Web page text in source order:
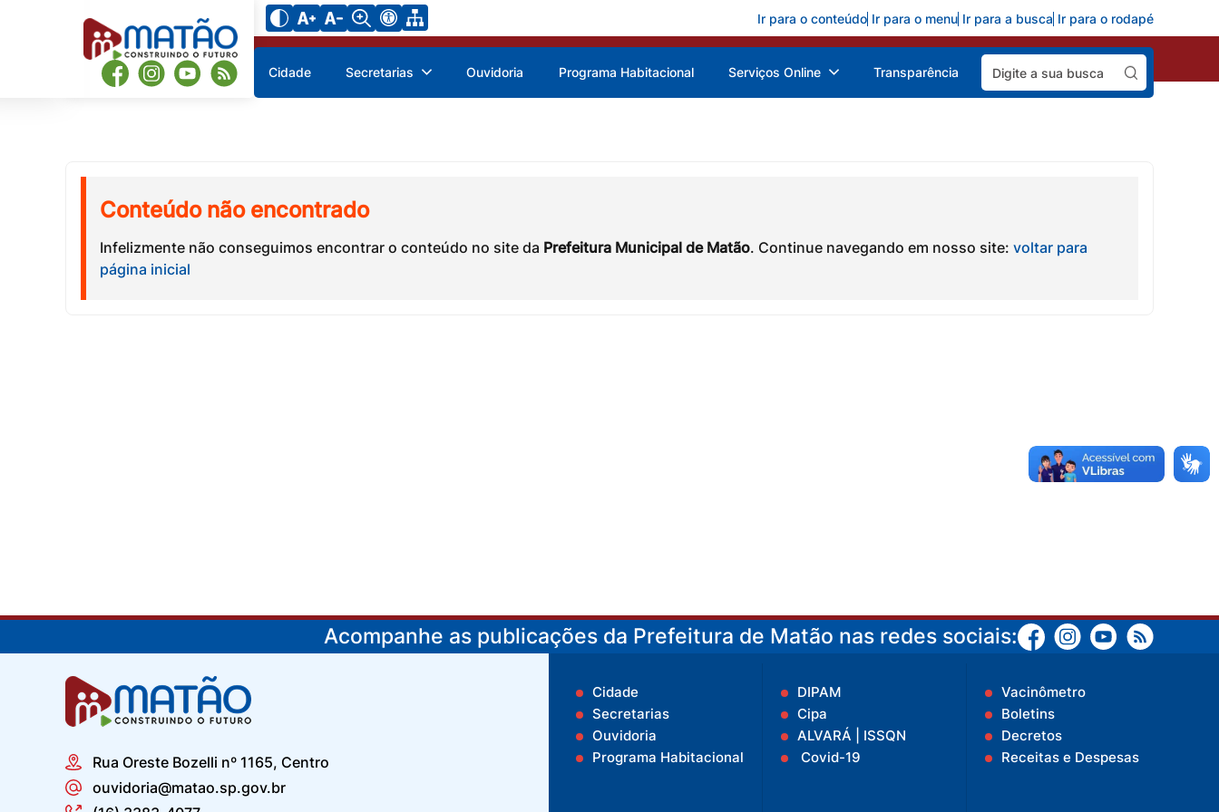
Ir para o conteúdo Ir para o menu Ir para a busca Ir para o rodapé
Cidade Secretarias Ouvidoria Programa Habitacional Serviços Online Transparência
Conteúdo não encontrado
Infelizmente não conseguimos encontrar o conteúdo no site da Prefeitura Municipal de Matão. Continue navegando em nosso site: voltar para
página inicial
Acompanhe as publicações da Prefeitura de Matão nas redes sociais:
Rua Oreste Bozelli nº 1165, Centro
ouvidoria@matao.sp.gov.br
Cidade
Secretarias
Ouvidoria
Programa Habitacional
DIPAM
Cipa
ALVARÁ | ISSQN
Covid-19
Vacinômetro
Boletins
Decretos
Receitas e Despesas